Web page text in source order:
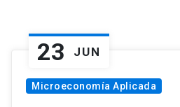
23 JUN
Microeconomía Aplicada